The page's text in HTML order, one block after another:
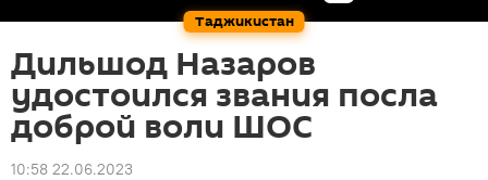
Таджикистан
Дильшод Назаров
удостоился звания посла
доброй воли ШОС
10:58 22.06.2023